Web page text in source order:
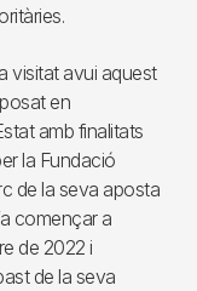
visitat avui aquest
en
amb finalitats
la Fundació
de la seva aposta
començar a
de 2022 i
de la seva